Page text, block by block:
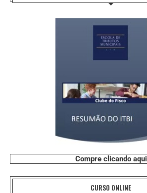
Compre clicando aqui
CURSO ONLINE